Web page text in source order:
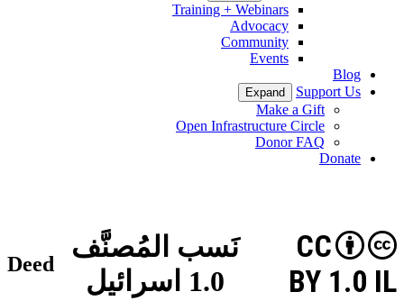
Training + Webinars
Advocacy
Community
Events
Blog
Support Us
Expand
Make a Gift
Open Infrastructure Circle
Donor FAQ
Donate
نَسب المُصنَّف
1.0 اسرائيل
CC
BY 1.0 IL
Deed